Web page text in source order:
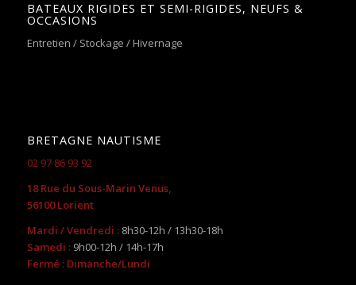
BATEAUX RIGIDES ET SEMI-RIGIDES, NEUFS &
OCCASIONS
Entretien / Stockage / Hivernage
BRETAGNE NAUTISME
02 97 86 93 92
18 Rue du Sous-Marin Venus,
56100 Lorient
Mardi / Vendredi :8h30-12h / 13h30-18h
Samedi : 9h00-12h / 14h-17h
Fermé : Dimanche/Lundi